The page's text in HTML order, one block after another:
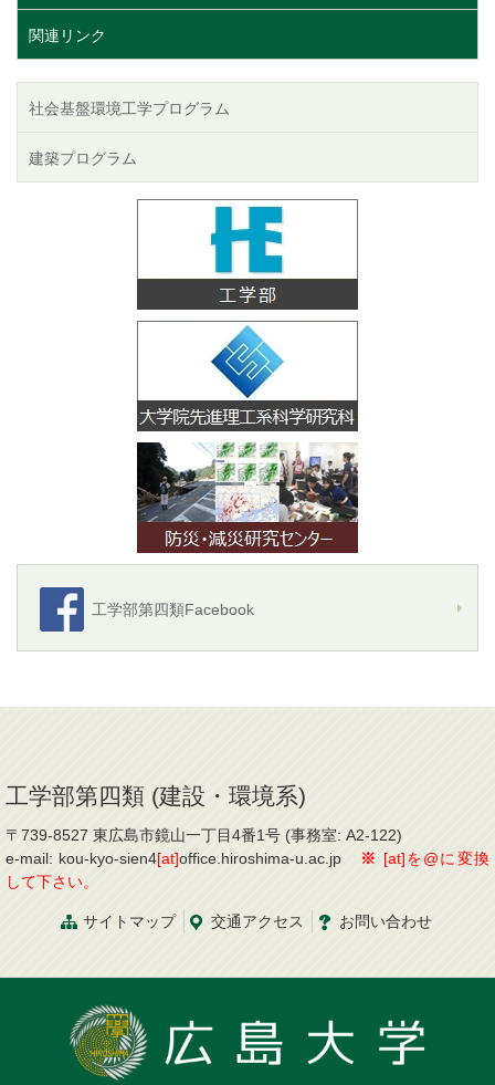
関連リンク
社会基盤環境工学プログラム
建築プログラム
工学部第四類Facebook
工学部第四類 (建設・環境系)
〒739-8527 東広島市鏡山一丁目4番1号 (事務室: A2-122)
e-mail: kou-kyo-sien4[at]office.hiroshima-u.ac.jp ※ [at]を@に変換
して下さい。
サイトマップ 交通アクセス お問い合わせ